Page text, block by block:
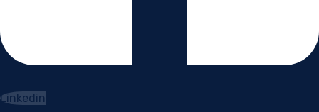
Linkedin